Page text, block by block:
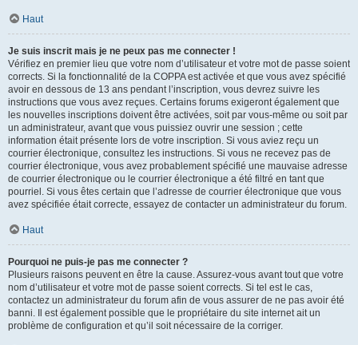
Haut
Je suis inscrit mais je ne peux pas me connecter !
Vérifiez en premier lieu que votre nom d’utilisateur et votre mot de passe soient
corrects. Si la fonctionnalité de la COPPA est activée et que vous avez spécifié
avoir en dessous de 13 ans pendant l’inscription, vous devrez suivre les
instructions que vous avez reçues. Certains forums exigeront également que
les nouvelles inscriptions doivent être activées, soit par vous-même ou soit par
un administrateur, avant que vous puissiez ouvrir une session ; cette
information était présente lors de votre inscription. Si vous aviez reçu un
courrier électronique, consultez les instructions. Si vous ne recevez pas de
courrier électronique, vous avez probablement spécifié une mauvaise adresse
de courrier électronique ou le courrier électronique a été filtré en tant que
pourriel. Si vous êtes certain que l’adresse de courrier électronique que vous
avez spécifiée était correcte, essayez de contacter un administrateur du forum.
Haut
Pourquoi ne puis-je pas me connecter ?
Plusieurs raisons peuvent en être la cause. Assurez-vous avant tout que votre
nom d’utilisateur et votre mot de passe soient corrects. Si tel est le cas,
contactez un administrateur du forum afin de vous assurer de ne pas avoir été
banni. Il est également possible que le propriétaire du site internet ait un
problème de configuration et qu’il soit nécessaire de la corriger.